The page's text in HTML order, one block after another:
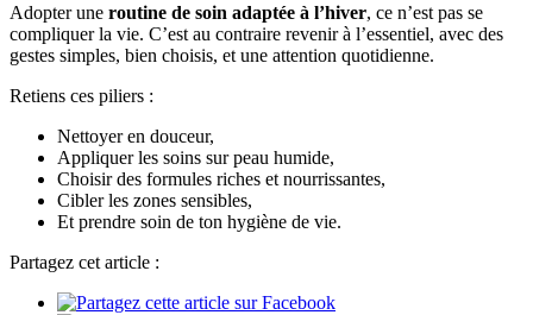
Adopter une routine de soin adaptée à l’hiver, ce n’est pas se
compliquer la vie. C’est au contraire revenir à l’essentiel, avec des
gestes simples, bien choisis, et une attention quotidienne.
Retiens ces piliers :
Nettoyer en douceur,
Appliquer les soins sur peau humide,
Choisir des formules riches et nourrissantes,
Cibler les zones sensibles,
Et prendre soin de ton hygiène de vie.
Partagez cet article :